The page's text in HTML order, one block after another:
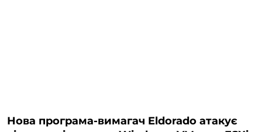
Нова програма-вимагач Eldorado атакує